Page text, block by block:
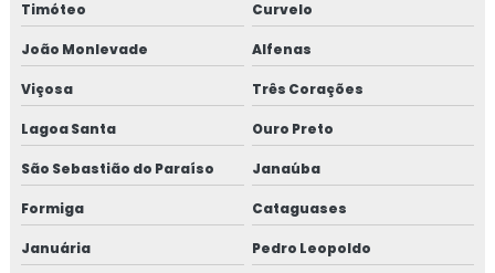
Fibra metálica para concreto
Fibra metálica onde comprar
Fibra para misturar no concreto
Fibra para pisos de concreto
Fibra polipropileno concreto
Fibra de polipropileno para concreto preço
Timóteo Curvelo
João Monlevade Alfenas
Viçosa Três Corações
Lagoa Santa Ouro Preto
São Sebastião do Paraíso Janaúba
Formiga Cataguases
Januária Pedro Leopoldo